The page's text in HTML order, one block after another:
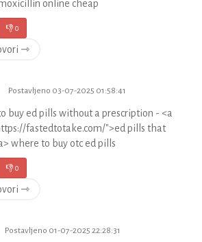
online cheap
👎0
⇾
Postavljeno 03-07-2025 01:58:41
buy ed pills without a prescription - <a
fastedtotake.com/">ed pills that
where to buy otc ed pills
👎0
⇾
Postavljeno 01-07-2025 22:28:31